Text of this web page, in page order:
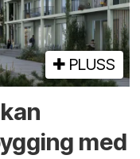
PLUSS
med